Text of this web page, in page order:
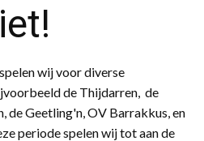
wij voor diverse
de Thijdarren, de
de Geetling'n, OV Barrakkus, en
periode spelen wij tot aan de